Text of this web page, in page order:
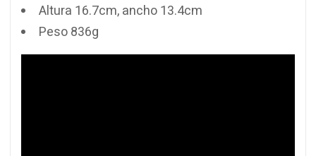
Altura 16.7cm, ancho 13.4cm
Peso 836g